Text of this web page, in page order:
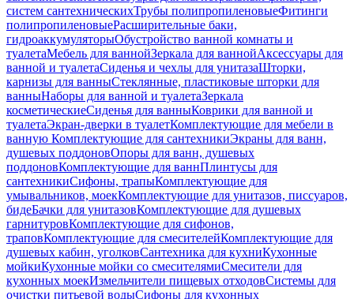
систем сантехническихТрубы полипропиленовыеФитинги
полипропиленовыеРасширительные баки,
гидроаккумуляторыОбустройство ванной комнаты и
туалетаМебель для ваннойЗеркала для ваннойАксессуары для
ванной и туалетаСиденья и чехлы для унитазаШторки,
карнизы для ванныСтеклянные, пластиковые шторки для
ванныНаборы для ванной и туалетаЗеркала
косметическиеСиденья для ванныКоврики для ванной и
туалетаЭкран-дверки в туалетКомплектующие для мебели в
ванную Комплектующие для сантехникиЭкраны для ванн,
душевых поддоновОпоры для ванн, душевых
поддоновКомплектующие для ваннПлинтусы для
сантехникиСифоны, трапыКомплектующие для
умывальников, моекКомплектующие для унитазов, писсуаров,
бидеБачки для унитазовКомплектующие для душевых
гарнитуровКомплектующие для сифонов,
траповКомплектующие для смесителейКомплектующие для
душевых кабин, уголковСантехника для кухниКухонные
мойкиКухонные мойки со смесителямиСмесители для
кухонных моекИзмельчители пищевых отходовСистемы для
очистки питьевой водыСифоны для кухонных